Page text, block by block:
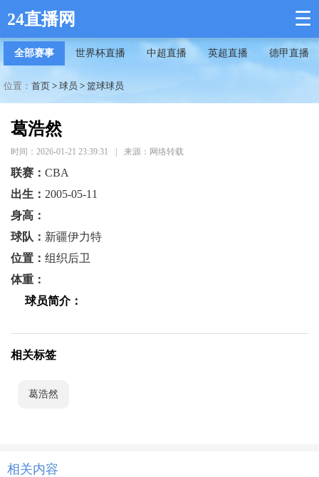
24直播网 ☰
全部赛事 世界杯直播 中超直播 英超直播 德甲直播
位置： 首页 > 球员 > 篮球球员
葛浩然
时间：2026-01-21 23:39:31 来源：网络转载
联赛： CBA
出生： 2005-05-11
身高：
球队： 新疆伊力特
位置： 组织后卫
体重：
球员简介：
相关标签
葛浩然
相关内容